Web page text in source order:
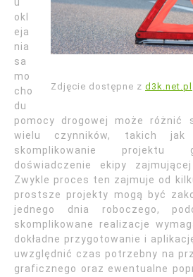
Zdjęcie dostępne z d3k.net.pl
okl
eja
nia
sa
mo
cho
du
pomocy drogowej może różnić
wielu czynników, takich jak
skomplikowanie projektu
doświadczenie ekipy
Zwykle proces ten zajmuje od
prostsze projekty mogą być
jednego dnia roboczego,
skomplikowane realizacje
dokładne przygotowanie i
uwzględnić czas potrzebny na
graficznego oraz ewentualne